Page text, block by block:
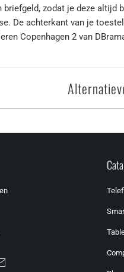
zodat je deze
De achterkant van je
Copenhagen 2 van